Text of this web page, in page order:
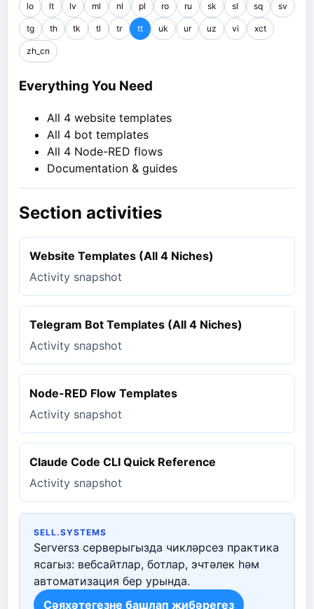
lo lt lv ml nl pl ro ru sk sl sq sv
tg th tk tl tr tt uk ur uz vi xct
zh_cn
Everything You Need
All 4 website templates
All 4 bot templates
All 4 Node-RED flows
Documentation & guides
Section activities
Website Templates (All 4 Niches)
Activity snapshot
Telegram Bot Templates (All 4 Niches)
Activity snapshot
Node-RED Flow Templates
Activity snapshot
Claude Code CLI Quick Reference
Activity snapshot
SELL.SYSTEMS
Serversз серверыгызда чикләрсез практика
ясагыз: вебсайтлар, ботлар, эчтәлек һәм
автоматизация бер урында.
Сәяхәтегезне башлап җибәрегез